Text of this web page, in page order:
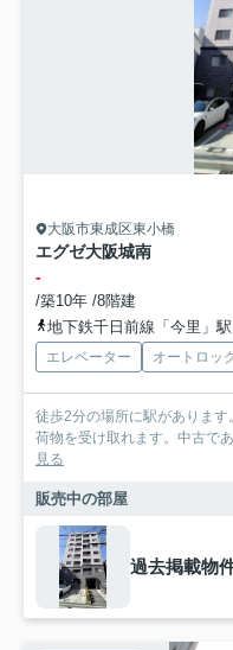
大阪市東成区東小橋
エグゼ大阪城南
-
/築10年 /8階建
地下鉄千日前線「今里」
エレベーター オートロッ
徒歩2分の場所に駅がありま
荷物を受け取れます。中古で
見る
販売中の部屋
過去掲載物